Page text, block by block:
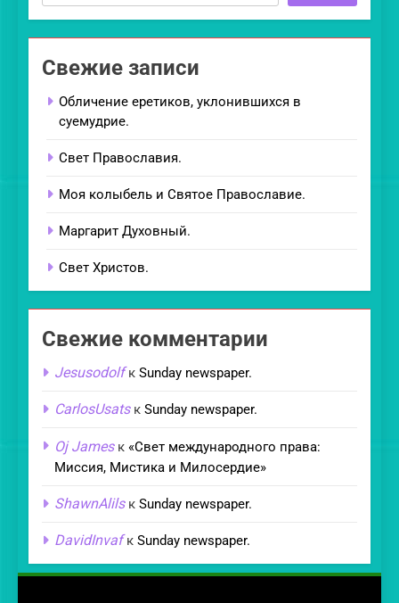
Свежие записи
Обличение еретиков, уклонившихся в
суемудрие.
Свет Православия.
Моя колыбель и Святое Православие.
Маргарит Духовный.
Свет Христов.
Свежие комментарии
Jesusodolfк Sunday newspaper.
CarlosUsatsк Sunday newspaper.
Oj Jamesк «Свет международного права:
Миссия, Мистика и Милосердие»
ShawnAlilsк Sunday newspaper.
DavidInvafк Sunday newspaper.